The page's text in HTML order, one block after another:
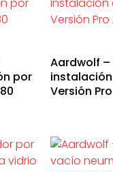
por
Aardwolf
Versión